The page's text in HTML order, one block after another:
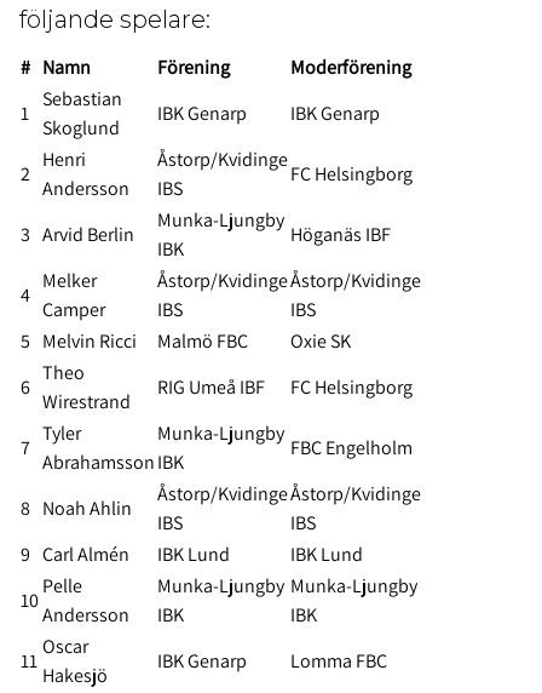
följande spelare:
# Namn Förening
Moderförening
1
Sebastian
Skoglund
IBK Genarp IBK Genarp
2
Henri
Andersson
Åstorp/Kvidinge
IBS
FC Helsingborg
3 Arvid Berlin
Munka-Ljungby
IBK
Höganäs IBF
4
Melker
Camper
Åstorp/Kvidinge
IBS
Åstorp/Kvidinge
IBS
5 Melvin Ricci Malmö FBC
Oxie SK
6
Theo
Wirestrand
RIG Umeå IBF FC Helsingborg
7
Tyler
Abrahamsson
Munka-Ljungby
IBK
FBC Engelholm
8 Noah Ahlin
Åstorp/Kvidinge
IBS
Åstorp/Kvidinge
IBS
9 Carl Almén IBK Lund
IBK Lund
10
Pelle
Andersson
Munka-Ljungby
IBK
Munka-Ljungby
IBK
11
Oscar
Hakesjö
IBK Genarp Lomma FBC